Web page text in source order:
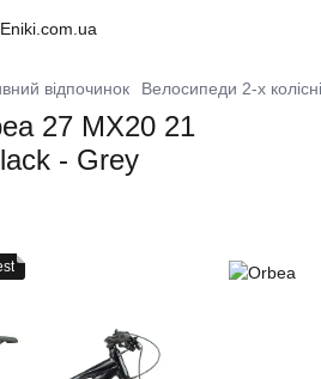
відпочинок Велосипеди 2-х колісні
27 MX20 21
- Grey